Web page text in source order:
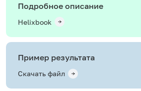
Подробное описание
Helixbook
Пример результата
Скачать файл